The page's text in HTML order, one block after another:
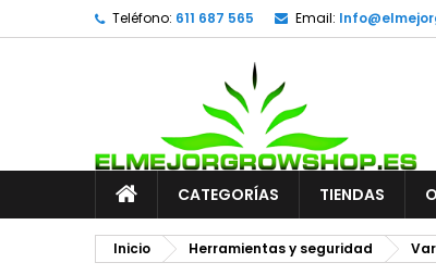
Teléfono: 611 687 565 Email:
CATEGORÍAS TIENDAS
Inicio Herramientas y seguridad